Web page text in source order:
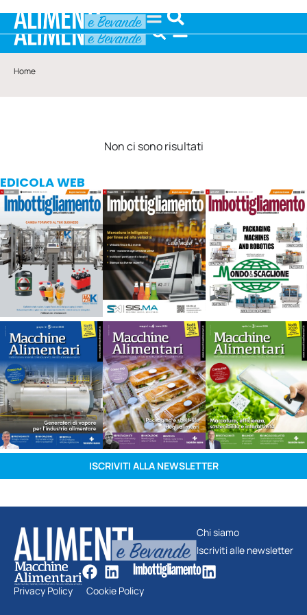
Home
Non ci sono risultati
EDICOLA WEB
ISCRIVITI ALLA NEWSLETTER
Chi siamo
Iscriviti alle newsletter
Privacy Policy Cookie Policy